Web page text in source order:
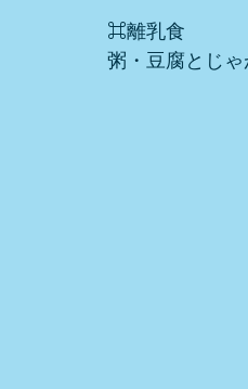
⌘離乳食
粥・豆腐とじ